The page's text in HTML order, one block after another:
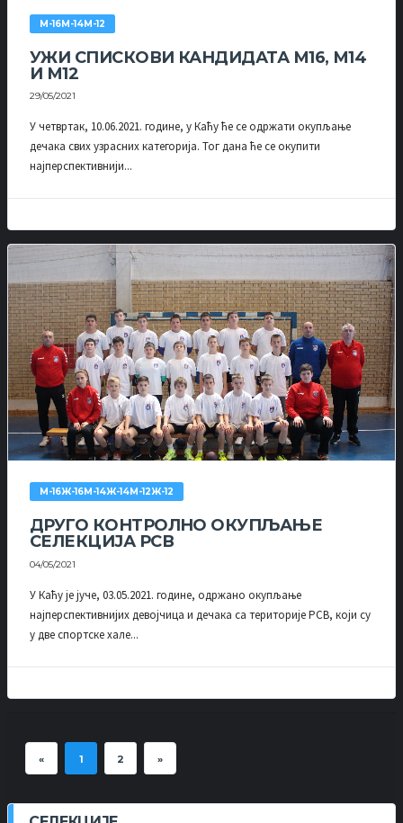
М-16М-14М-12
УЖИ СПИСКОВИ КАНДИДАТА М16, М14
И М12
29/05/2021
У четвртак, 10.06.2021. године, у Каћу ће се одржати окупљање
дечака свих узрасних категорија. Тог дана ће се окупити
најперспективнији...
М-16Ж-16М-14Ж-14М-12Ж-12
ДРУГО КОНТРОЛНО ОКУПЉАЊЕ
СЕЛЕКЦИЈА РСВ
04/05/2021
У Каћу је јуче, 03.05.2021. године, одржано окупљање
најперспективнијих девојчица и дечака са територије РСВ, који су
у две спортске хале...
« 1 2 »